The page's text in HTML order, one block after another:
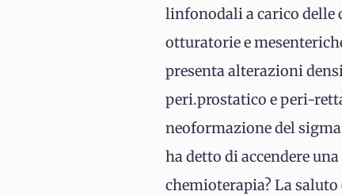
linfonodali a carico delle
otturatorie e
presenta alterazioni
peri.prostatico e peri-
neoformazione del
ha detto di accendere
chemioterapia? La